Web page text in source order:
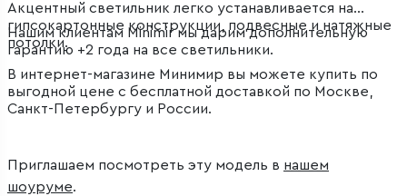
Акцентный светильник легко устанавливается на
гипсокартонные конструкции, подвесные и натяжные
потолки.
Нашим клиентам Minimir мы дарим дополнительную
гарантию +2 года на все светильники.
В интернет-магазине Минимир вы можете купить по
выгодной цене с бесплатной доставкой по Москве,
Санкт-Петербургу и России.
Приглашаем посмотреть эту модель в нашем
шоуруме.